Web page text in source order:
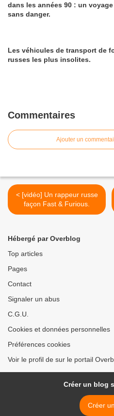
dans les années 90 : un
sans danger.
Les véhicules de transport de
russes les plus insolites.
Commentaires
Ajouter un
< [vidéo] Un rappeur russe
façon Fast & Furious.
Hébergé par Overblog
Top articles
Pages
Contact
Signaler un abus
C.G.U.
Cookies et données personnelles
Préférences cookies
Voir le profil de sur le portail
Créer un blog
Créer